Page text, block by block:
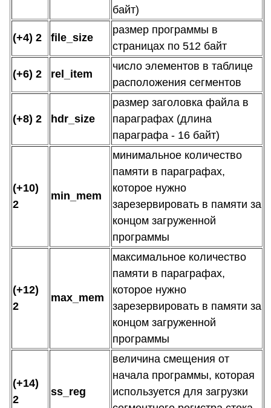
байт)
(+4) 2 file_size
размер программы в
страницах по 512 байт
(+6) 2 rel_item
число элементов в таблице
расположения сегментов
(+8) 2 hdr_size
размер заголовка файла в
параграфах (длина
параграфа - 16 байт)
(+10)
2
min_mem
минимальное количество
памяти в параграфах,
которое нужно
зарезервировать в памяти за
концом загруженной
программы
(+12)
2
max_mem
максимальное количество
памяти в параграфах,
которое нужно
зарезервировать в памяти за
концом загруженной
программы
(+14)
2
ss_reg
величина смещения от
начала программы, которая
используется для загрузки